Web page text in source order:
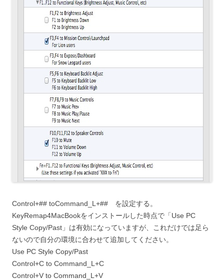
Control+## toCommand_L+## を設定する。
KeyRemap4MacBookをインストールした時点で「Use PC
Style Copy/Past」は有効になっていますが、これだけでは足ら
ないので自分の環境に合わせて追加してください。
Use PC Style Copy/Past
Control+C to Command_L+C
Control+V to Command_L+V